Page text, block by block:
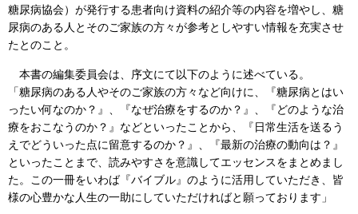
糖尿病協会）が発⾏する患者向け資料の紹介等の内容を増やし、糖
尿病のある人とそのご家族の方々が参考としやすい情報を充実させ
たとのこと。
本書の編集委員会は、序文にて以下のように述べている。
「糖尿病のある人やそのご家族の方々など向けに、『糖尿病とはい
ったい何なのか？』、『なぜ治療をするのか？』、『どのような治
療をおこなうのか？』などといったことから、『日常生活を送るう
えでどういった点に留意するのか？』、『最新の治療の動向は？』
といったことまで、読みやすさを意識してエッセンスをまとめまし
た。この一冊をいわば『バイブル』のように活用していただき、皆
様の心豊かな人生の一助にしていただければと願っております」